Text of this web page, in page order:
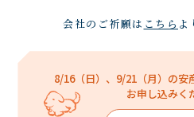
会社のご祈願は こちら よ
8/16（日）、9/21（月）の安
お申し込みく